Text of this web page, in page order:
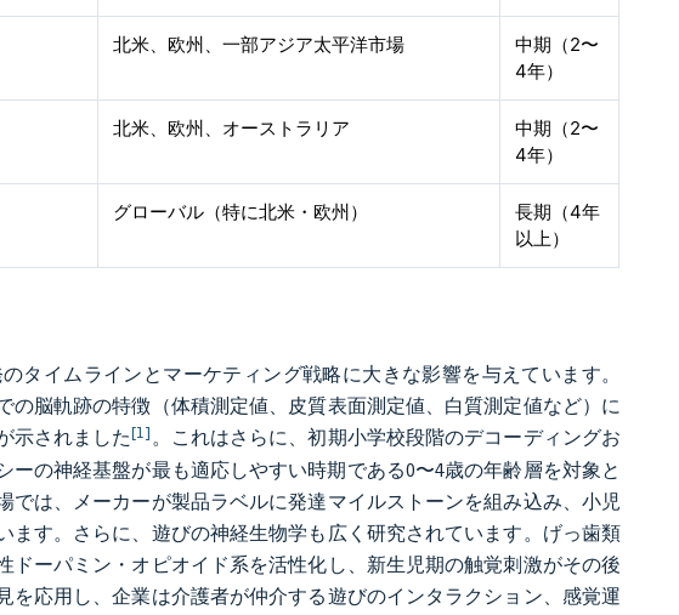
北米、欧州、一部アジア太平洋市場
中期（2〜
4年）
北米、欧州、オーストラリア
中期（2〜
4年）
グローバル（特に北米・欧州）
長期（4年
以上）
タイムラインとマーケティング戦略に大きな影響を与えています。
脳軌跡の特徴（体積測定値、皮質表面測定値、白質測定値など）に
示されました[1]。これはさらに、初期小学校段階のデコーディングお
の神経基盤が最も適応しやすい時期である0〜4歳の年齢層を対象と
は、メーカーが製品ラベルに発達マイルストーンを組み込み、小児
す。さらに、遊びの神経生物学も広く研究されています。げっ歯類
ーパミン・オピオイド系を活性化し、新生児期の触覚刺激がその後
応用し、企業は介護者が仲介する遊びのインタラクション、感覚運